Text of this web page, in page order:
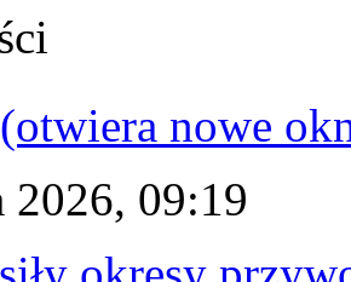
(otwiera nowe
2026, 09:19